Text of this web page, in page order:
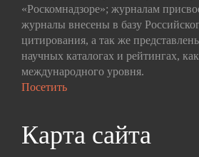
«Роскомнадзоре»; журналам
журналы внесены в базу
цитирования, а так же
научных каталогах и рейтингах,
международного уровня.
Посетить
Карта сайта